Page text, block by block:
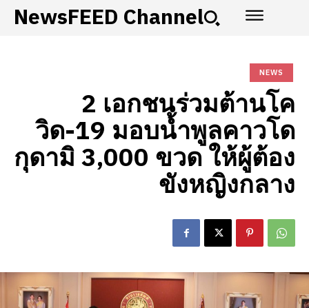
NewsFEED Channel
NEWS
2 เอกชนร่วมต้านโค
วิด-19 มอบน้ำพูลคาวโด
กุดามิ 3,000 ขวด ให้ผู้ต้อง
ขังหญิงกลาง